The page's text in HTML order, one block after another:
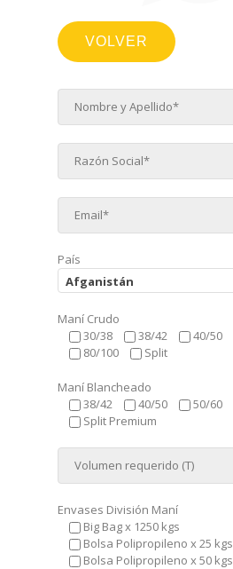
VOLVER
País
Afganistán
Maní Crudo
30/38
38/42 40/50
80/100
Split
Maní Blancheado
38/42
40/50 50/60
Split Premium
Envases División Maní
Big Bag x 1250 kgs
Bolsa Polipropileno x 25 kgs
Bolsa Polipropileno x 50 kgs